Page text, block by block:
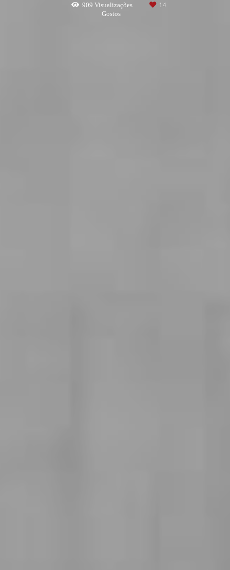
909 Visualizações
14
Gostos